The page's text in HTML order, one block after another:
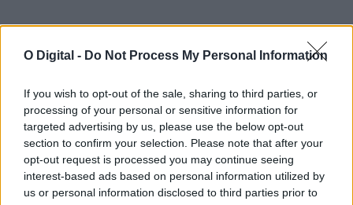
O Digital - Do Not Process My Personal Information
If you wish to opt-out of the sale, sharing to third parties, or
processing of your personal or sensitive information for
targeted advertising by us, please use the below opt-out
section to confirm your selection. Please note that after your
opt-out request is processed you may continue seeing
interest-based ads based on personal information utilized by
us or personal information disclosed to third parties prior to
REGUENGOS DE MONSARAZ
TRADIÇÃO VILA VIÇOSA